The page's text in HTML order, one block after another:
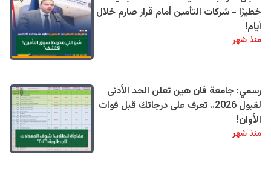
خطيرًا - شركات التأمين أمام قرار صارم خلال
أيام!
منذ شهر
رسمي: جامعة فان هين تعلن الحد الأدنى
لقبول 2026.. تعرف على درجاتك قبل فوات
الأوان!
منذ شهر